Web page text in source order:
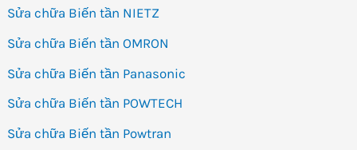
Sửa chữa Biến tần NIETZ
Sửa chữa Biến tần OMRON
Sửa chữa Biến tần Panasonic
Sửa chữa Biến tần POWTECH
Sửa chữa Biến tần Powtran